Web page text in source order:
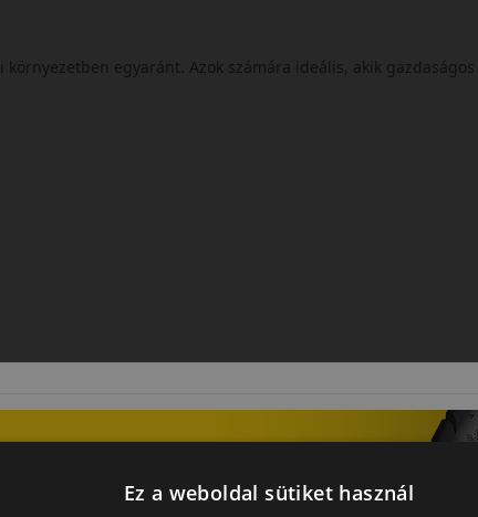
egyaránt. Azok számára ideális, akik gazdaságos
abroncs, amely jó tapadást nyújt minden időjárási
futást kínál.
Ez a weboldal sütiket használ